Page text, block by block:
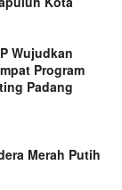
Wujudkan
Program
Padang
Merah Putih